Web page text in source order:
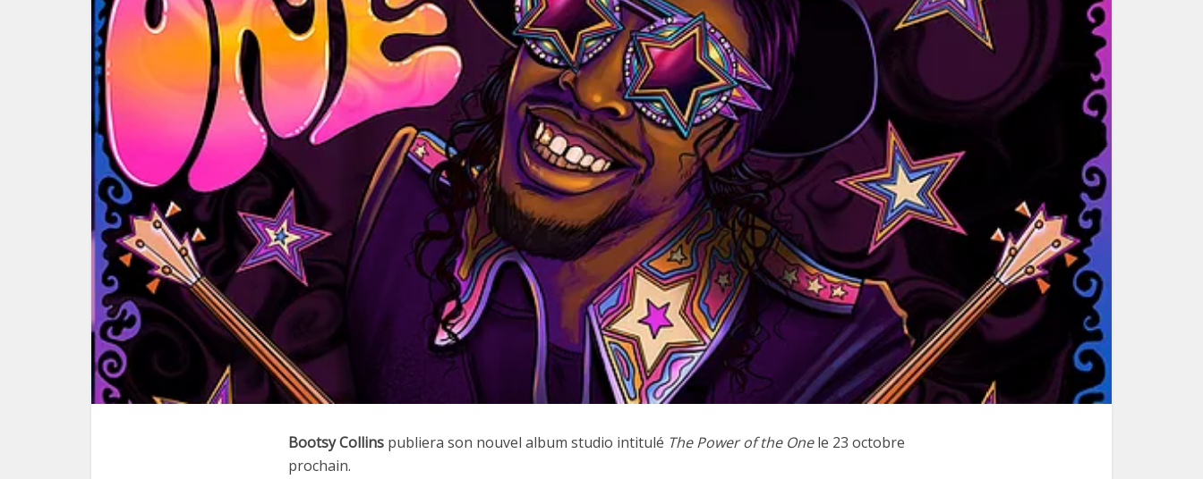
Bootsy Collins publiera son nouvel album studio intitulé The Power of the Onele 23 octobre
prochain.